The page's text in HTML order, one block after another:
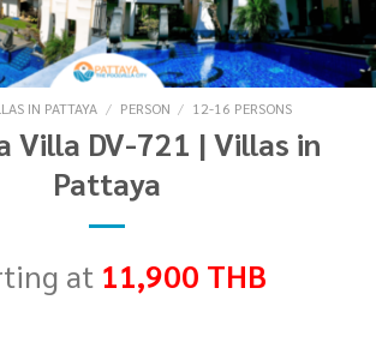
IN PATTAYA / PERSON / 12-16 PERSONS
Villa DV-721 | Villas in
Pattaya
at 11,900 THB